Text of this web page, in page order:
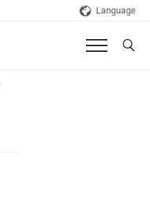
Language